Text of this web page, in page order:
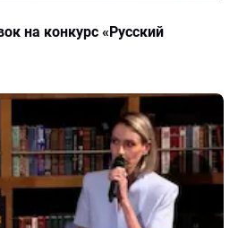
на конкурс «Русский